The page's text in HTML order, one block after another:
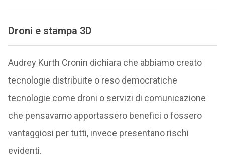
Droni e stampa 3D
Audrey Kurth Cronin dichiara che abbiamo creato
tecnologie distribuite o reso democratiche
tecnologie come droni o servizi di comunicazione
che pensavamo apportassero benefici o fossero
vantaggiosi per tutti, invece presentano rischi
evidenti.